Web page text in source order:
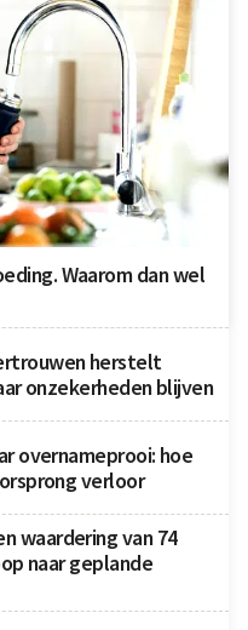
Waarom dan wel
herstelt
onzekerheden blijven
overnameprooi: hoe
verloor
waardering van 74
naar geplande